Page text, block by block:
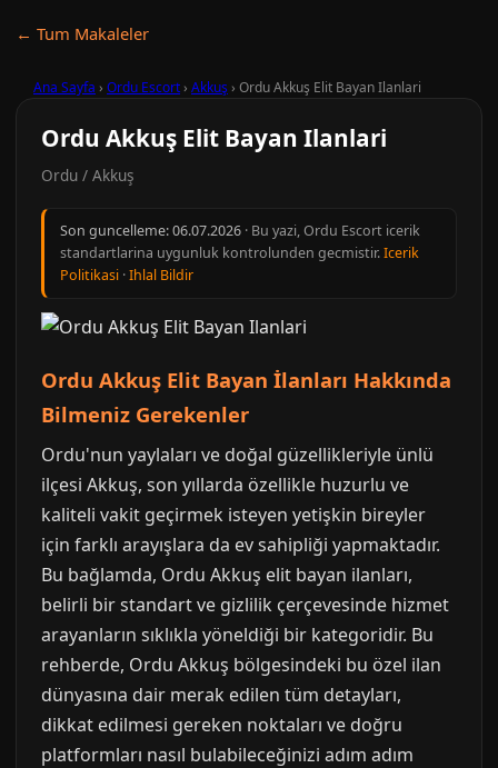
← Tum Makaleler
Ana Sayfa › Ordu Escort› Akkuş › Ordu Akkuş Elit Bayan Ilanlari
Ordu Akkuş Elit Bayan Ilanlari
Ordu / Akkuş
Son guncelleme:06.07.2026 · Bu yazi, Ordu Escort icerik
standartlarina uygunluk kontrolunden gecmistir.Icerik
Politikasi ·Ihlal Bildir
Ordu Akkuş Elit Bayan İlanları Hakkında
Bilmeniz Gerekenler
Ordu'nun yaylaları ve doğal güzellikleriyle ünlü
ilçesi Akkuş, son yıllarda özellikle huzurlu ve
kaliteli vakit geçirmek isteyen yetişkin bireyler
için farklı arayışlara da ev sahipliği yapmaktadır.
Bu bağlamda, Ordu Akkuş elit bayan ilanları,
belirli bir standart ve gizlilik çerçevesinde hizmet
arayanların sıklıkla yöneldiği bir kategoridir. Bu
rehberde, Ordu Akkuş bölgesindeki bu özel ilan
dünyasına dair merak edilen tüm detayları,
dikkat edilmesi gereken noktaları ve doğru
platformları nasıl bulabileceğinizi adım adım